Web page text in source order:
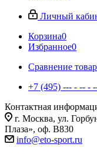
Личный
Корзина0
Избранное0
Сравнение
+7 (495) --- - -- -
Контактная
г. Москва, ул.
Плаза», оф. В830
info@eto-sport.ru